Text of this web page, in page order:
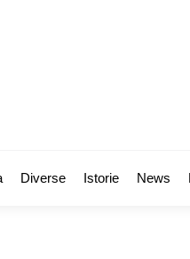
Diverse Istorie News